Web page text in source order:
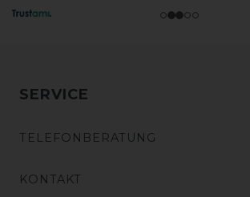
SERVICE
TELEFONBERATUNG
KONTAKT